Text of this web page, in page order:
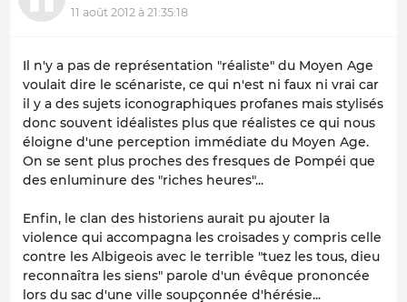
11 août 2012 à 21:35:18
Il n'y a pas de représentation "réaliste" du Moyen Age
voulait dire le scénariste, ce qui n'est ni faux ni vrai car
il y a des sujets iconographiques profanes mais stylisés
donc souvent idéalistes plus que réalistes ce qui nous
éloigne d'une perception immédiate du Moyen Age.
On se sent plus proches des fresques de Pompéi que
des enluminure des "riches heures"...
Enfin, le clan des historiens aurait pu ajouter la
violence qui accompagna les croisades y compris celle
contre les Albigeois avec le terrible "tuez les tous, dieu
reconnaîtra les siens" parole d'un évêque prononcée
lors du sac d'une ville soupçonnée d'hérésie...